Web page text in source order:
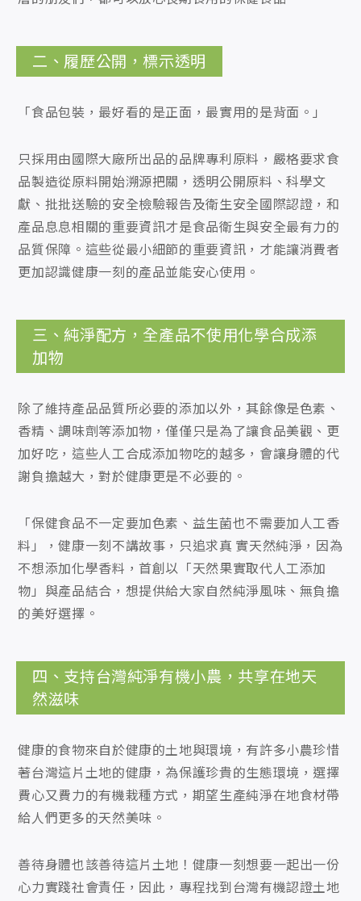
二、履歷公開，標示透明
「食品包裝，最好看的是正面，最實用的是背面。」
只採用由國際大廠所出品的品牌專利原料，嚴格要求食
品製造從原料開始溯源把關，透明公開原料、科學文
獻、批批送驗的安全檢驗報告及衛生安全國際認證，和
產品息息相關的重要資訊才是食品衛生與安全最有力的
品質保障。這些從最小細節的重要資訊，才能讓消費者
更加認識健康一刻的產品並能安心使用。
三、純淨配方，全產品不使用化學合成添
加物
除了維持產品品質所必要的添加以外，其餘像是色素、
香精、調味劑等添加物，僅僅只是為了讓食品美觀、更
加好吃，這些人工合成添加物吃的越多，會讓身體的代
謝負擔越大，對於健康更是不必要的。
「保健食品不一定要加色素、益生菌也不需要加人工香
料」，健康一刻不講故事，只追求真 實天然純淨，因為
不想添加化學香料，首創以「天然果實取代人工添加
物」與產品結合，想提供給大家自然純淨風味、無負擔
的美好選擇。
四、支持台灣純淨有機小農，共享在地天
然滋味
健康的食物來自於健康的土地與環境，有許多小農珍惜
著台灣這片土地的健康，為保護珍貴的生態環境，選擇
費心又費力的有機栽種方式，期望生產純淨在地食材帶
給人們更多的天然美味。
善待身體也該善待這片土地！健康一刻想要一起出一份
心力實踐社會責任，因此，專程找到台灣有機認證土地